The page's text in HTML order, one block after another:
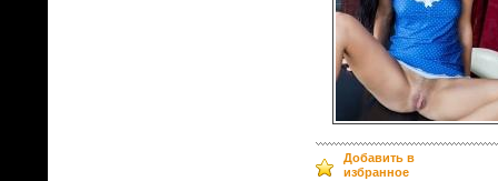
Добавить в
избранное